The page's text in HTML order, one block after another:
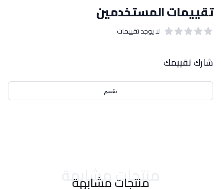
تقييمات المستخدمين
لا يوجد تقييمات
شارك تقييمك
تقييم
منتجات مشابهة
منتجات مشابهة